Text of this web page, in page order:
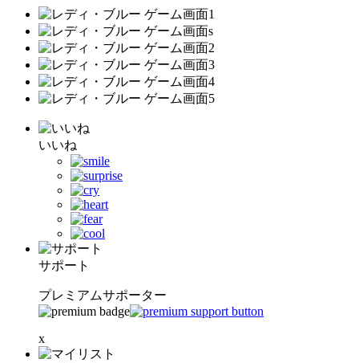
いいね
サポート
プレミアムサポーター
x